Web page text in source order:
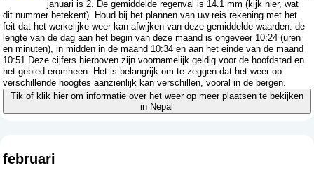
januari is 2. De gemiddelde regenval is 14.1 mm (kijk hier, wat
dit nummer betekent). Houd bij het plannen van uw reis rekening met het
feit dat het werkelijke weer kan afwijken van deze gemiddelde waarden. de
lengte van de dag aan het begin van deze maand is ongeveer 10:24 (uren
en minuten), in midden in de maand 10:34 en aan het einde van de maand
10:51.Deze cijfers hierboven zijn voornamelijk geldig voor de hoofdstad en
het gebied eromheen. Het is belangrijk om te zeggen dat het weer op
verschillende hoogtes aanzienlijk kan verschillen, vooral in de bergen.
Tik of klik hier om informatie over het weer op meer plaatsen te bekijken
in Nepal
februari